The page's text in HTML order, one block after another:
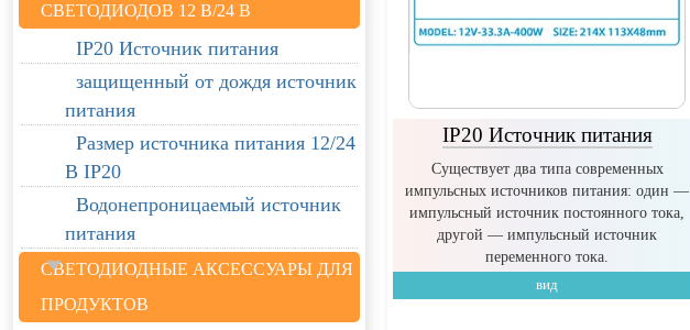
СВЕТОДИОДОВ 12 В/24 В
IP20 Источник питания
защищенный от дождя источник
питания
Размер источника питания 12/24
В IP20
Водонепроницаемый источник
питания
СВЕТОДИОДНЫЕ АКСЕССУАРЫ ДЛЯ
ПРОДУКТОВ
IP20 Источник питания
Существует два типа современных
импульсных источников питания: один —
импульсный источник постоянного тока,
другой — импульсный источник
переменного тока.
вид